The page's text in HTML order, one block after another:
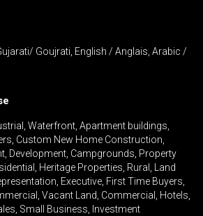
le bouton « soumettre », vous
l'autorisation écrite de
Goujrati, English / Anglais, Arabic /
Waterfront, Apartment buildings,
Custom New Home Construction,
Development, Campgrounds, Property
Heritage Properties, Rural, Land
Executive, First Time Buyers,
Vacant Land, Commercial, Hotels,
Small Business, Investment